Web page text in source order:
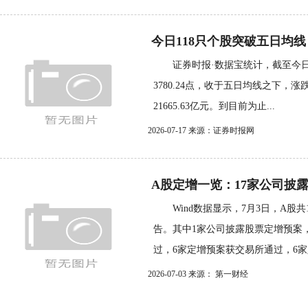
今日118只个股突破五日均线
证券时报·数据宝统计，截至今
3780.24点，收于五日均线之下，涨
21665.63亿元。到目前为止...
2026-07-17 来源：证券时报网
A股定增一览：17家公司披
Wind数据显示，7月3日，A股共
告。其中1家公司披露股票定增预案
过，6家定增预案获交易所通过，6
2026-07-03 来源： 第一财经